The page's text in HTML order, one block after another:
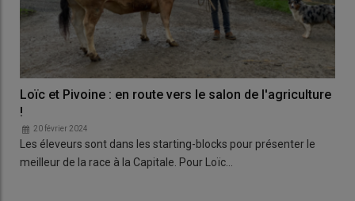
Loïc et Pivoine : en route vers le salon de l'agriculture
!
20 février 2024
Les éleveurs sont dans les starting-blocks pour présenter le
meilleur de la race à la Capitale. Pour Loïc…